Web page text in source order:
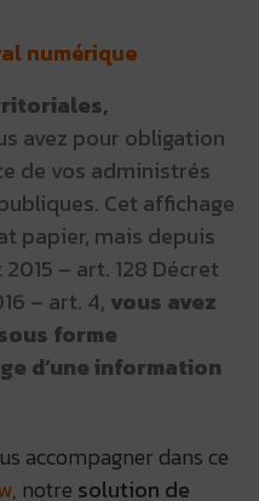
numérique
avez pour obligation
de vos administrés
Cet affichage
papier, mais depuis
– art. 128 Décret
– art. 4, vous avez
forme
d’une information
accompagner dans ce
, notre solution de